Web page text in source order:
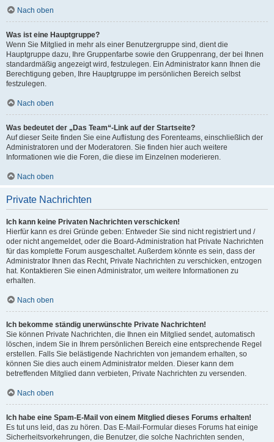
Nach oben
Was ist eine Hauptgruppe?
Wenn Sie Mitglied in mehr als einer Benutzergruppe sind, dient die
Hauptgruppe dazu, Ihre Gruppenfarbe sowie den Gruppenrang, der bei Ihnen
standardmäßig angezeigt wird, festzulegen. Ein Administrator kann Ihnen die
Berechtigung geben, Ihre Hauptgruppe im persönlichen Bereich selbst
festzulegen.
Nach oben
Was bedeutet der „Das Team“-Link auf der Startseite?
Auf dieser Seite finden Sie eine Auflistung des Forenteams, einschließlich der
Administratoren und der Moderatoren. Sie finden hier auch weitere
Informationen wie die Foren, die diese im Einzelnen moderieren.
Nach oben
Private Nachrichten
Ich kann keine Privaten Nachrichten verschicken!
Hierfür kann es drei Gründe geben: Entweder Sie sind nicht registriert und /
oder nicht angemeldet, oder die Board-Administration hat Private Nachrichten
für das komplette Forum ausgeschaltet. Außerdem könnte es sein, dass der
Administrator Ihnen das Recht, Private Nachrichten zu verschicken, entzogen
hat. Kontaktieren Sie einen Administrator, um weitere Informationen zu
erhalten.
Nach oben
Ich bekomme ständig unerwünschte Private Nachrichten!
Sie können Private Nachrichten, die Ihnen ein Mitglied sendet, automatisch
löschen, indem Sie in Ihrem persönlichen Bereich eine entsprechende Regel
erstellen. Falls Sie belästigende Nachrichten von jemandem erhalten, so
können Sie dies auch einem Administrator melden. Dieser kann dem
betreffenden Mitglied dann verbieten, Private Nachrichten zu versenden.
Nach oben
Ich habe eine Spam-E-Mail von einem Mitglied dieses Forums erhalten!
Es tut uns leid, das zu hören. Das E-Mail-Formular dieses Forums hat einige
Sicherheitsvorkehrungen, die Benutzer, die solche Nachrichten senden,